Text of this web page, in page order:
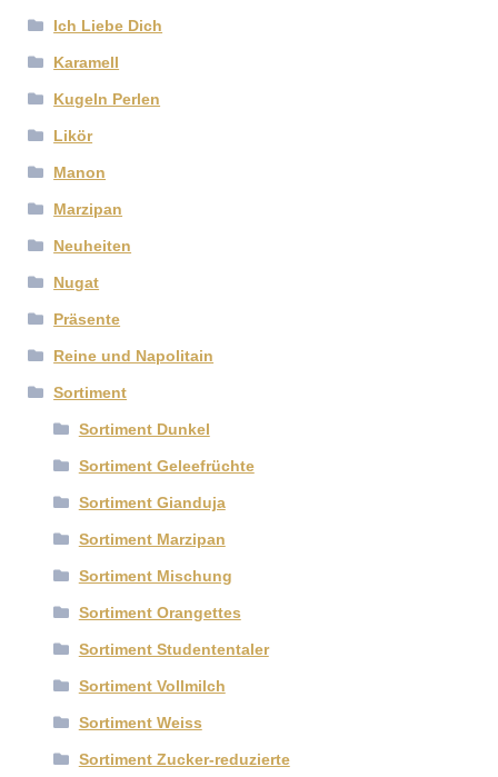
Ich Liebe Dich
Karamell
Kugeln Perlen
Likör
Manon
Marzipan
Neuheiten
Nugat
Präsente
Reine und Napolitain
Sortiment
Sortiment Dunkel
Sortiment Geleefrüchte
Sortiment Gianduja
Sortiment Marzipan
Sortiment Mischung
Sortiment Orangettes
Sortiment Studententaler
Sortiment Vollmilch
Sortiment Weiss
Sortiment Zucker-reduzierte